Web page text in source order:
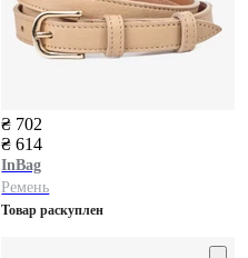
₴ 702
₴ 614
InBag
Ремень
Товар раскуплен